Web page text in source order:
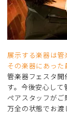
展示する楽器は管
その楽器にあった
管楽器フェスタ開
す。今後安心して
ペアスタッフがご
万全の状態でお渡